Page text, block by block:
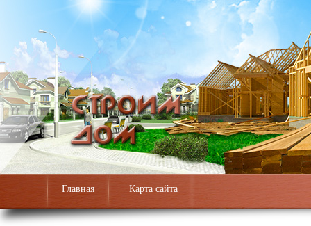
Главная Карта сайта